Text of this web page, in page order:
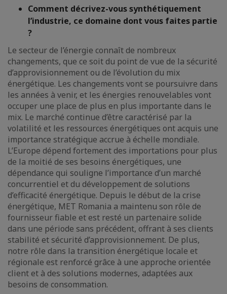
Comment décrivez-vous synthétiquement
l’industrie, ce domaine dont vous faites partie
?
Le secteur de l’énergie connaît de nombreux
changements, que ce soit du point de vue de la sécurité
d’approvisionnement ou de l’évolution du mix
énergétique. Les changements vont se poursuivre dans
les années à venir, et les énergies renouvelables vont
occuper une place de plus en plus importante dans le
mix. Le marché continue d’être caractérisé par la
volatilité et les ressources énergétiques ont acquis une
importance stratégique accrue à échelle mondiale.
L’Europe dépend fortement des importations pour plus
de la moitié de ses besoins énergétiques, une
dépendance qui souligne l’importance d’un marché
concurrentiel et du développement de solutions
d’efficacité énergétique. Depuis le début de la crise
énergétique, MET Romania a maintenu son rôle de
fournisseur fiable et est resté un partenaire solide
dans une période sans précédent, offrant à ses clients
stabilité et sécurité d’approvisionnement. De plus,
notre rôle dans la transition énergétique locale et
régionale est renforcé grâce à une approche orientée
client et à des solutions modernes, adaptées aux
besoins de consommation.